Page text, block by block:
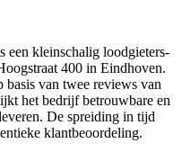
een kleinschalig loodgieters-
400 in Eindhoven.
van twee reviews van
het bedrijf betrouwbare en
De spreiding in tijd
klantbeoordeling.